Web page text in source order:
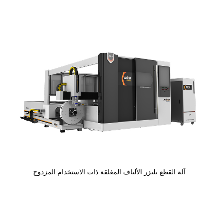
آلة القطع بليزر الألياف المغلقة ذات الاستخدام المزدوج